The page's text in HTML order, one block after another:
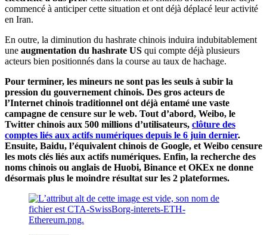
commencé à anticiper cette situation et ont déjà déplacé leur activité
en Iran.
En outre, la diminution du hashrate chinois induira indubitablement
une augmentation du hashrate US qui compte déjà plusieurs
acteurs bien positionnés dans la course au taux de hachage.
Pour terminer, les mineurs ne sont pas les seuls à subir la
pression du gouvernement chinois. Des gros acteurs de
l’Internet chinois traditionnel ont déjà entamé une vaste
campagne de censure sur le web. Tout d’abord, Weibo, le
Twitter chinois aux 500 millions d’utilisateurs, clôture des
comptes liés aux actifs numériques depuis le 6 juin dernier.
Ensuite, Baidu, l’équivalent chinois de Google, et Weibo censure
les mots clés liés aux actifs numériques. Enfin, la recherche des
noms chinois ou anglais de Huobi, Binance et OKEx ne donne
désormais plus le moindre résultat sur les 2 plateformes.